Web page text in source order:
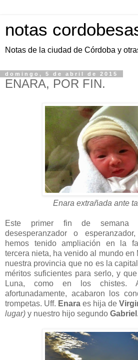
notas
Notas de la ciudad de Córdoba y
domingo, 5 de abril de 2015
ENARA, POR FIN.
Enara extrañada ante
Este primer fin de
desesperanzador o
hemos tenido ampliación en la
tercera nieta, ha venido al mundo en
nuestra provincia que no es la
méritos suficientes para serlo, y
Luna, como en los chistes.
afortunadamente, acabaron los
trompetas. Uff. Enara es hija de
lugar) y nuestro hijo segundo Gabriel .